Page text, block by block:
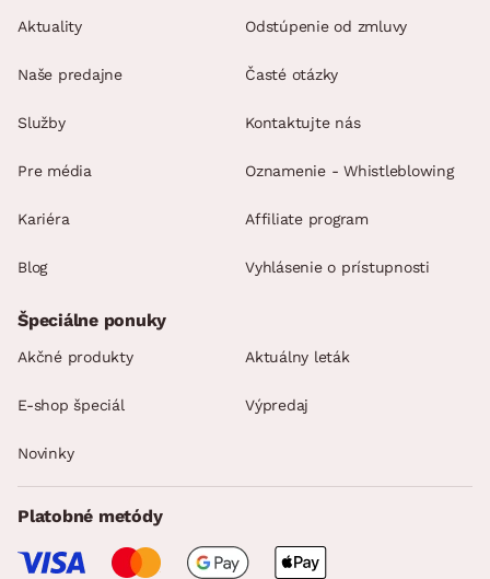
Aktuality
Naše predajne
Služby
Pre média
Kariéra
Blog
Odstúpenie od zmluvy
Časté otázky
Kontaktujte nás
Oznamenie - Whistleblowing
Affiliate program
Vyhlásenie o prístupnosti
Špeciálne ponuky
Akčné produkty Aktuálny leták
E-shop špeciál Výpredaj
Novinky
Platobné metódy